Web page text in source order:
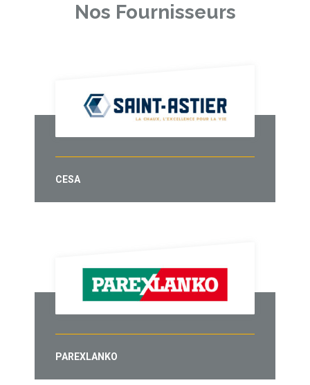
Nos Fournisseurs
CESA
PAREXLANKO